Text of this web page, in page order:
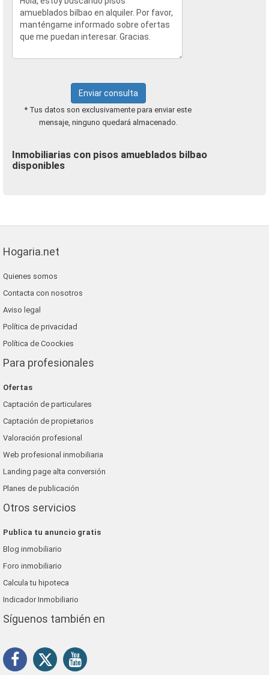
Enviar consulta
* Tus datos son exclusivamente para enviar este
mensaje, ninguno quedará almacenado.
Inmobiliarias con pisos amueblados bilbao
disponibles
Hogaria.net
Quienes somos
Contacta con nosotros
Aviso legal
Política de privacidad
Política de Coockies
Para profesionales
Ofertas
Captación de particulares
Captación de propietarios
Valoración profesional
Web profesional inmobiliaria
Landing page alta conversión
Planes de publicación
Otros servicios
Publica tu anuncio gratis
Blog inmobiliario
Foro inmobiliario
Calcula tu hipoteca
Indicador Inmobiliario
Síguenos también en